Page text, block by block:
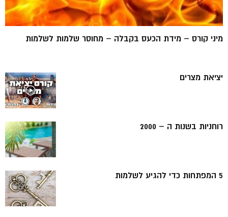
מיני קורס – מידת הכעס בקבלה – מחוסר שלמות לשלמות
יציאת מצרים
רוחניות בשנות ה – 2000
5 המפתחות כדי להגיע לשלמות